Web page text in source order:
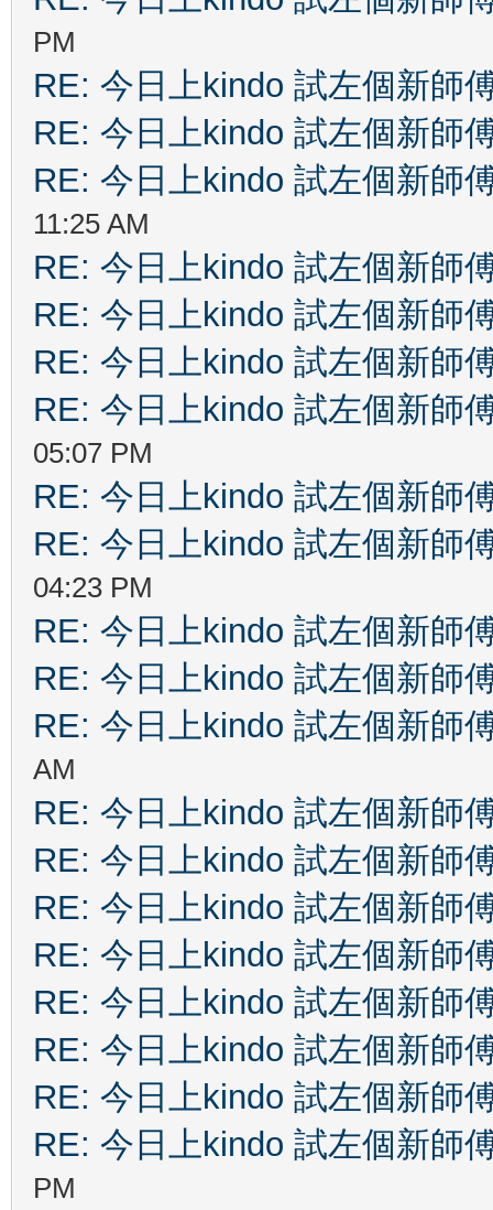
PM
RE: 今日上kindo 試左個新師
RE: 今日上kindo 試左個新師
RE: 今日上kindo 試左個新師
11:25 AM
RE: 今日上kindo 試左個新師
RE: 今日上kindo 試左個新師
RE: 今日上kindo 試左個新師
RE: 今日上kindo 試左個新師
05:07 PM
RE: 今日上kindo 試左個新師
RE: 今日上kindo 試左個新師
04:23 PM
RE: 今日上kindo 試左個新師
RE: 今日上kindo 試左個新師
RE: 今日上kindo 試左個新師
AM
RE: 今日上kindo 試左個新師
RE: 今日上kindo 試左個新師
RE: 今日上kindo 試左個新師
RE: 今日上kindo 試左個新師
RE: 今日上kindo 試左個新師
RE: 今日上kindo 試左個新師
RE: 今日上kindo 試左個新師
RE: 今日上kindo 試左個新師
PM